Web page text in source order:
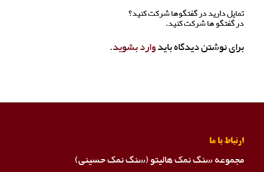
تمایل دارید در گفتگوها شرکت کنید؟
در گفتگو ها شرکت کنید.
برای نوشتن دیدگاه بایدوارد بشوید.
ارتباط با ما
مجموعه سنگ نمک هالیتو (سنگ نمک حسینی)